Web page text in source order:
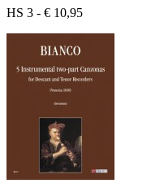
HS 3 - € 10,95